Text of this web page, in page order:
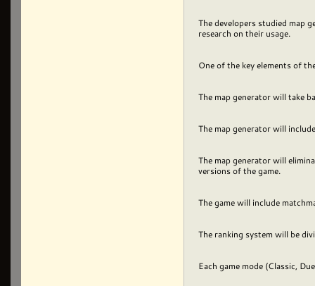
The developers studied map
research on their usage.
One of the key elements of
The map generator will take
The map generator will
The map generator will
versions of the game.
The game will include
The ranking system will be
Each game mode (Classic,